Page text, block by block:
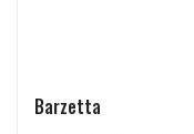
Barzetta